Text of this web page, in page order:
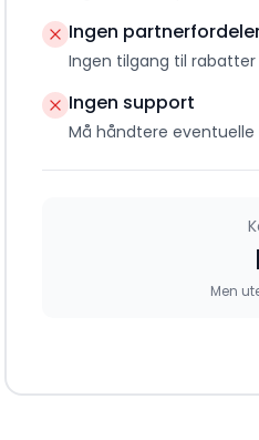
Ingen
Ingen tilgang til
Ingen support
Må håndtere
Men